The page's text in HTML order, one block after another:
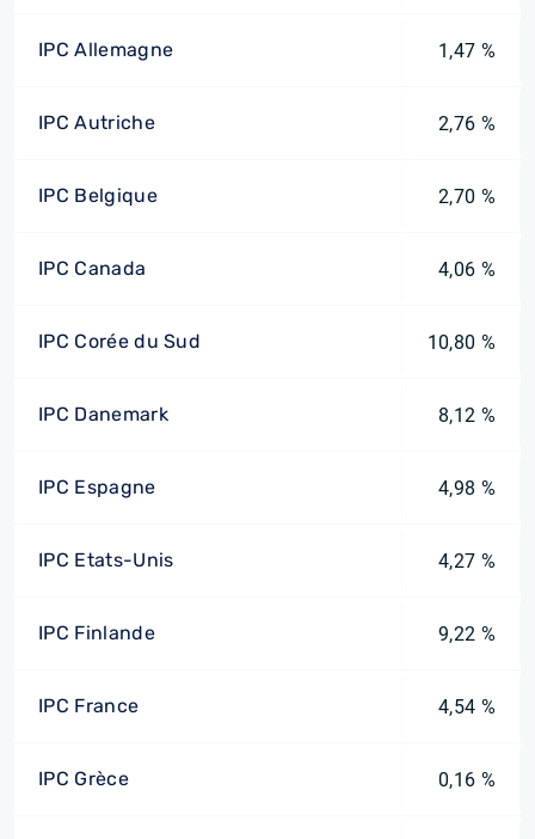
IPC Allemagne 1,47 %
IPC Autriche 2,76 %
IPC Belgique 2,70 %
IPC Canada 4,06 %
IPC Corée du Sud 10,80 %
IPC Danemark 8,12 %
IPC Espagne 4,98 %
IPC Etats-Unis 4,27 %
IPC Finlande 9,22 %
IPC France 4,54 %
IPC Grèce 0,16 %